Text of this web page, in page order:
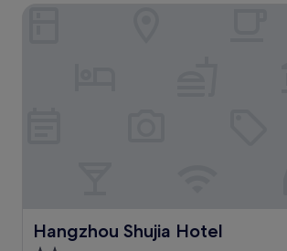
Hangzhou Shujia Hotel
Hangzhou Shujia Hotel